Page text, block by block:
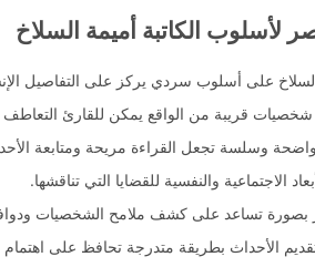
لأسلوب الكاتبة أميمة السلاخ
على أسلوب سردي يركز على التفاصيل
شخصيات قريبة من الواقع يمكن للقارئ التعاطف
وسلسة تجعل القراءة مريحة ومتابعة
الاجتماعية والنفسية للقضايا التي تناقشها.
بصورة تساعد على كشف ملامح الشخصيات
الأحداث بطريقة متدرجة تحافظ على اهتمام